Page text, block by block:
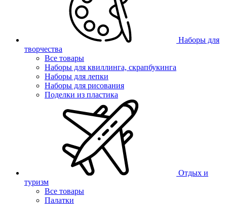
Наборы для
творчества
Все товары
Наборы для квиллинга, скрапбукинга
Наборы для лепки
Наборы для рисования
Поделки из пластика
Отдых и
туризм
Все товары
Палатки